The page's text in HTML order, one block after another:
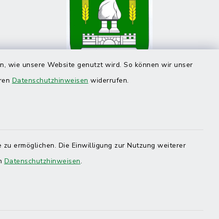
wie unsere Website genutzt wird. So können wir unser
Datenschutzhinweisen widerrufen.
ermöglichen. Die Einwilligung zur Nutzung weiterer
Datenschutzhinweisen.